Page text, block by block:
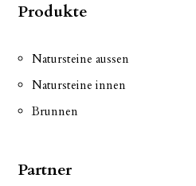
Produkte
Natursteine aussen
Natursteine innen
Brunnen
Partner